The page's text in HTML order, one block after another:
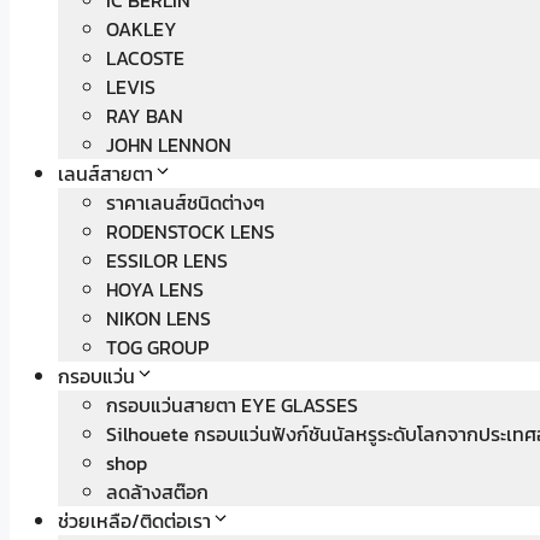
OAKLEY
LACOSTE
LEVIS
RAY BAN
JOHN LENNON
เลนส์สายตา
ราคาเลนส์ชนิดต่างๆ
RODENSTOCK LENS
ESSILOR LENS
HOYA LENS
NIKON LENS
TOG GROUP
กรอบแว่น
กรอบแว่นสายตา EYE GLASSES
Silhouete กรอบแว่นฟังก์ชันนัลหรูระดับโลกจากประเท
shop
ลดล้างสต๊อก
ช่วยเหลือ/ติดต่อเรา